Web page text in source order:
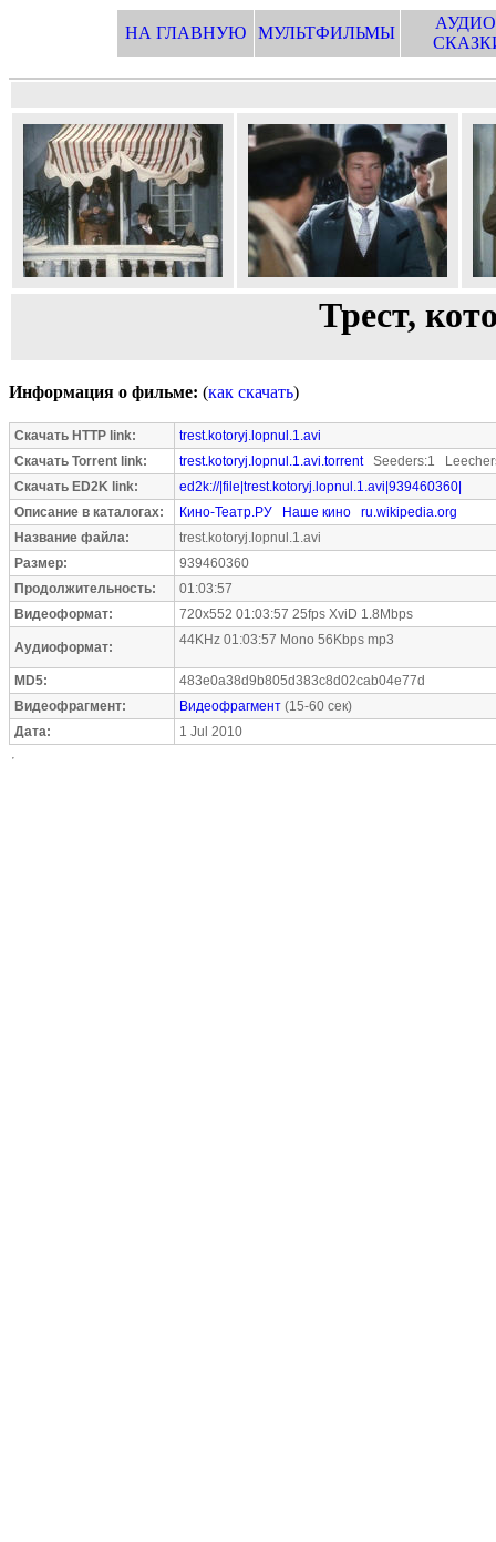
НА ГЛАВНУЮ МУЛЬТФИЛЬМЫ
Трест,
Информация о фильме: (как скачать)
Скачать HTTP link:
trest.kotoryj.lopnul.1.avi
Скачать Torrent link:
trest.kotoryj.lopnul.1.avi.torrentSeeders:1
Скачать ED2K link:
ed2k://|file|trest.kotoryj.lopnul.1.avi|939460360|
Описание в каталогах:
Кино-Театр.РУ Наше кино
ru.wikipedia.org
Название файла:
trest.kotoryj.lopnul.1.avi
Размер:
939460360
Продолжительность:
01:03:57
Видеоформат:
720x552 01:03:57 25fps XviD 1.8Mbps
Аудиоформат: 44KHz 01:03:57 Mono 56Kbps mp3
MD5:
483e0a38d9b805d383c8d02cab04e77d
Видеофрагмент:
Видеофрагмент (15-60 сек)
Дата:
1 Jul 2010